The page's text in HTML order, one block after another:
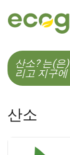
산소? 는(은
리고 지구
산소